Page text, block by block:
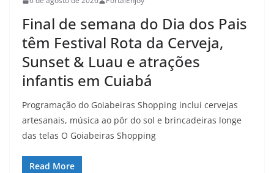
Final de semana do Dia dos Pais
têm Festival Rota da Cerveja,
Sunset & Luau e atrações
infantis em Cuiabá
Programação do Goiabeiras Shopping inclui cervejas
artesanais, música ao pôr do sol e brincadeiras longe
das telas O Goiabeiras Shopping
Read More